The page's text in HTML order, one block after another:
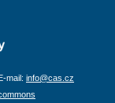
mail: info@cas.cz